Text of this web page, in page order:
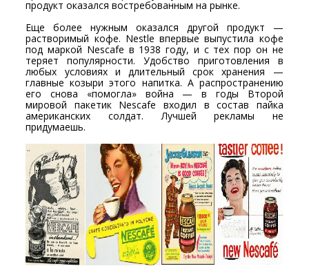
продукт оказался востребованным на рынке.
Еще более нужным оказался другой продукт —
растворимый кофе. Nestle впервые выпустила кофе
под маркой Nescafe в 1938 году, и с тех пор он не
теряет популярности. Удобство приготовления в
любых условиях и длительный срок хранения —
главные козыри этого напитка. А распространению
его снова «помогла» война — в годы Второй
мировой пакетик Nescafe входил в состав пайка
американских солдат. Лучшей рекламы не
придумаешь.